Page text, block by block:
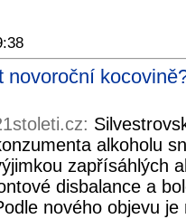
novoroční
alkoholu
zapřísáhlých
disbalance a
nového objevu